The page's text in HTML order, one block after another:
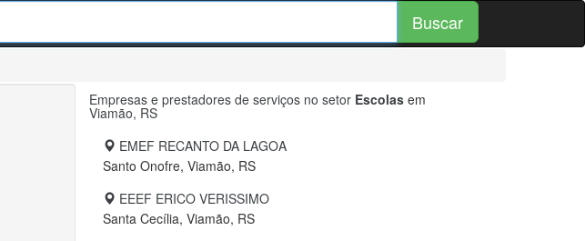
Buscar
Empresas e prestadores de serviços no setor Escolas em
Viamão, RS
EMEF RECANTO DA LAGOA
Santo Onofre, Viamão, RS
EEEF ERICO VERISSIMO
Santa Cecília, Viamão, RS